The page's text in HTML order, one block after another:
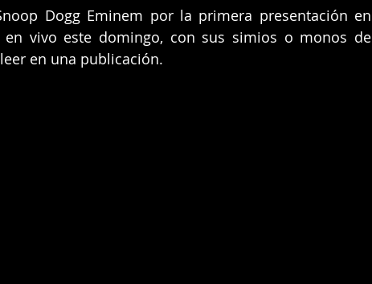
Dogg Eminem por la primera presentación en
vivo este domingo, con sus simios o monos de
en una publicación.